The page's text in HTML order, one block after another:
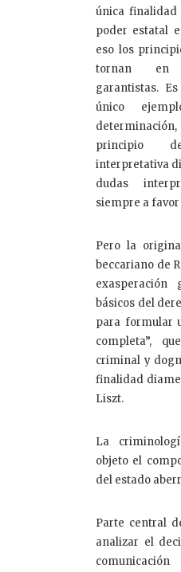
única
poder estatal
eso los
tornan en
garantistas.
único
principio
interpretativa
dudas
siempre a
Pero la
beccariano de
básicos del
para formular
completa”,
criminal y
finalidad
Liszt.
La
objeto el
del estado
Parte central
analizar el